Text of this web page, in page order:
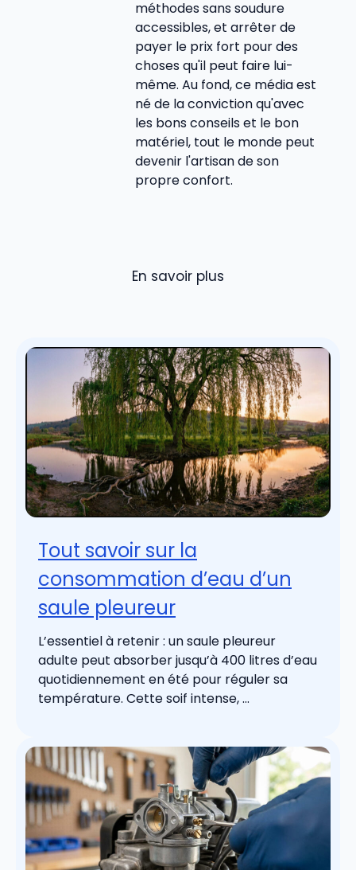
méthodes sans soudure
accessibles, et arrêter de
payer le prix fort pour des
choses qu'il peut faire lui-
même. Au fond, ce média est
né de la conviction qu'avec
les bons conseils et le bon
matériel, tout le monde peut
devenir l'artisan de son
propre confort.
En savoir plus
Tout savoir sur la
consommation d’eau d’un
saule pleureur
L’essentiel à retenir : un saule pleureur
adulte peut absorber jusqu’à 400 litres d’eau
quotidiennement en été pour réguler sa
température. Cette soif intense, ...